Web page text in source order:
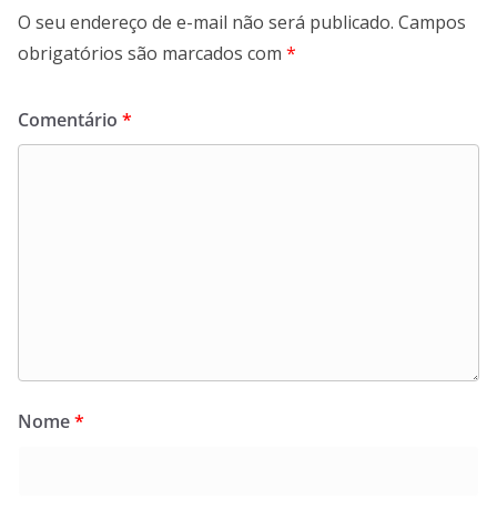
O seu endereço de e-mail não será publicado. Campos
obrigatórios são marcados com *
Comentário *
Nome*